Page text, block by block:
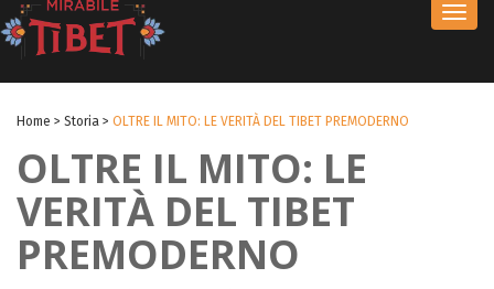
Home > Storia > OLTRE IL MITO: LE VERITÀ DEL TIBET PREMODERNO
OLTRE IL MITO: LE
VERITÀ DEL TIBET
PREMODERNO